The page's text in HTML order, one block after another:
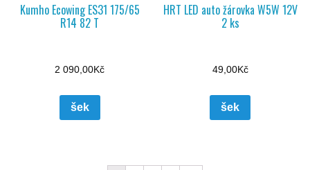
Kumho Ecowing ES31 175/65
R14 82 T
2 090,00Kč
šek
HRT LED auto žárovka W5W 12V
2 ks
49,00Kč
šek